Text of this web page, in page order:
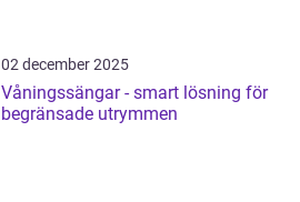
02 december 2025
Våningssängar - smart lösning för
begränsade utrymmen